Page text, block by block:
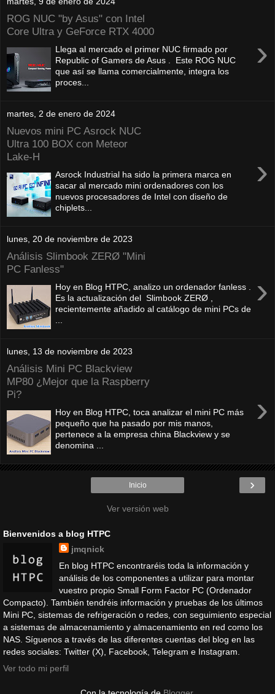
ROG NUC "by Asus" con Intel
Core Ultra y GeForce RTX 4000
›
Llega al mercado el primer NUC firmado por
Republic of Gamers de Asus . Este ROG NUC
que así se llama comercialmente, integra los
proces...
martes, 2 de enero de 2024
Nuevos mini PC Asrock NUC
Ultra 100 BOX con Meteor
Lake-H
›
Asrock Industrial ha sido la primera marca en
sacar al mercado mini ordenadores con los
nuevos procesadores de Intel con diseño de
chiplets...
lunes, 20 de noviembre de 2023
Análisis Slimbook ZERØ "Mini
PC Fanless"
›
Hoy en Blog HTPC, analizo un ordenador fanless .
Es la actualización del Slimbook ZERØ ,
recientemente añadido al catálogo de mini PCs de
lunes, 13 de noviembre de 2023
Análisis Mini PC Blackview
MP80 ¿Mejor que la Raspberry
Pi?
›
Hoy en Blog HTPC, toca analizar el mini PC más
pequeño que ha pasado por mis manos,
pertenece a la empresa china Blackview y se
denomina ...
›
Inicio
Ver versión web
Bienvenidos a blog HTPC
jmqnick
En blog HTPC encontraréis toda la información y
análisis de los componentes a utilizar para montar
vuestro propio Small Form Factor PC (Ordenador
Compacto). También tendréis información y pruebas de los últimos
Mini PC, sistemas de refrigeración o redes, con seguimiento especial
a sistemas de almacenamiento y almacenamiento en red como los
NAS. Síguenos a través de las diferentes cuentas del blog en las
redes sociales: Twitter (X), Facebook, Telegram e Instagram.
Ver todo mi perfil